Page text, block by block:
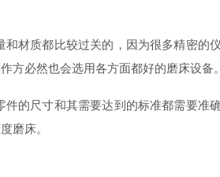
材质都比较过关的，因为很多精密
方必然也会选用各方面都好的磨床设备。
的尺寸和其需要达到的标准都需要
磨床。